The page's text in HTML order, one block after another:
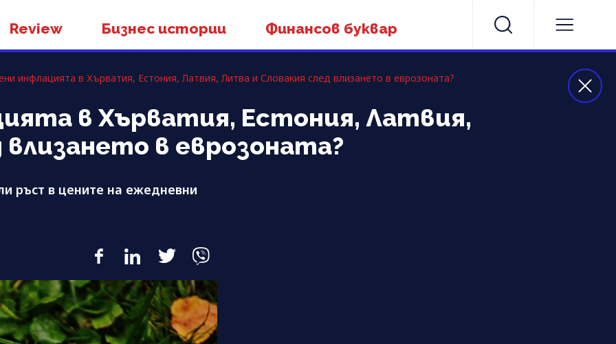
Review Бизнес истории Финансов буквар
инфлацията в Хърватия, Естония, Латвия, Литва и Словакия след влизането в еврозоната?
в Хърватия, Естония, Латвия,
в еврозоната?
ръст в цените на ежедневни